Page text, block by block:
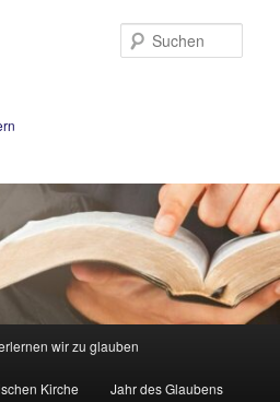
wir zu glauben
Kirche Jahr des Glaubens